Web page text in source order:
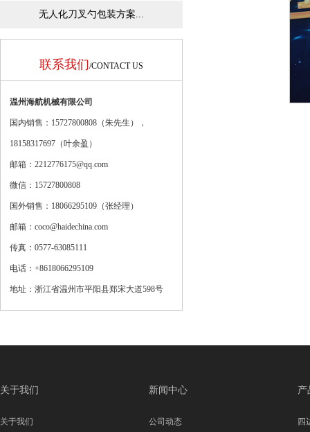
无人化刀叉勺包装方案...
联系我们/CONTACT US
温州海航机械有限公司
国内销售：15727800808（朱先生），
18158317697（叶余盈 ）
邮箱：2212776175@qq.com
微信：15727800808
国外销售：18066295109（张经理）
邮箱：coco@haidechina.com
传真：0577-63085111
电话：+8618066295109
地址：浙江省温州市平阳县郑宋大道598号
关于我们
关于我们
新闻中心
公司动态
产
四